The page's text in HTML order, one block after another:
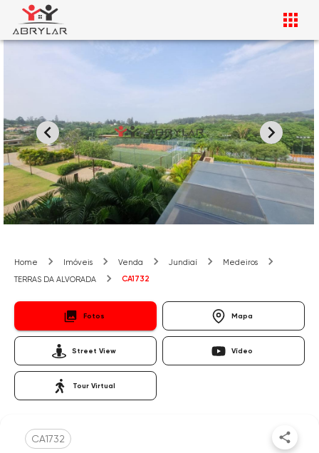
Home Imóveis Venda Jundiaí
Medeiros
TERRAS DA ALVORADA
CA1732
Fotos Mapa
Street View Vídeo
Tour Virtual
CA1732